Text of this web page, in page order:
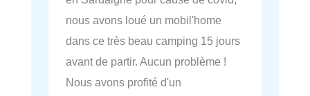
nous avons loué un mobil'home
dans ce très beau camping 15 jours
avant de partir. Aucun problème !
Nous avons profité d'un